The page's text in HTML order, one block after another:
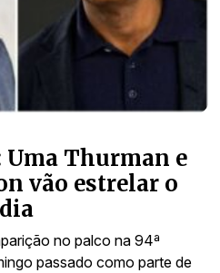
Uma Thurman e
vão estrelar o
no palco na 94ª
passado como parte de